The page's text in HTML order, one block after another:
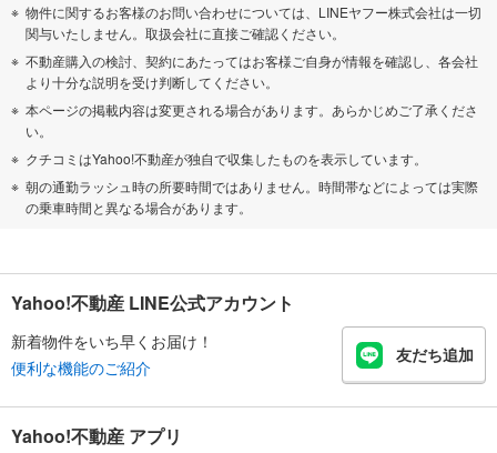
物件に関するお客様のお問い合わせについては、LINEヤフー株式会社は一切
関与いたしません。取扱会社に直接ご確認ください。
不動産購入の検討、契約にあたってはお客様ご自身が情報を確認し、各会社
より十分な説明を受け判断してください。
本ページの掲載内容は変更される場合があります。あらかじめご了承くださ
い。
クチコミはYahoo!不動産が独自で収集したものを表示しています。
朝の通勤ラッシュ時の所要時間ではありません。時間帯などによっては実際
の乗車時間と異なる場合があります。
Yahoo!不動産 LINE公式アカウント
新着物件をいち早くお届け！
便利な機能のご紹介
友だち追加
Yahoo!不動産 アプリ